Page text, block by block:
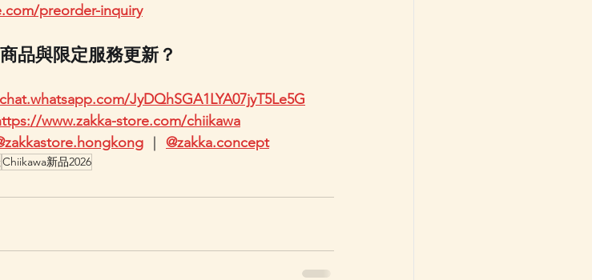
preorder-inquiry
品與限定服務更新？
JyDQhSGA1LYA07jyT5Le5G
www.zakka-store.com/chiikawa
｜ @zakka.concept
Chiikawa新品2026